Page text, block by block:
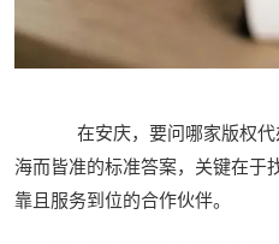
在安庆，要问哪家版权代
海而皆准的标准答案，关键在于
靠且服务到位的合作伙伴。